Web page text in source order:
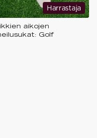
Harrastaja
aikojen
Golf